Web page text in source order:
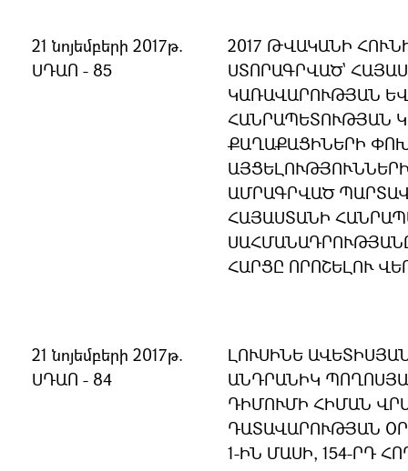
21 նոյեմբերի 2017թ.
ՍԴԱՈ - 85
2017 ԹՎԱԿԱՆԻ
ՍՏՈՐԱԳՐՎԱԾ`
ԿԱՌԱՎԱՐՈՒԹՅԱՆ
ՀԱՆՐԱՊԵՏՈՒԹՅԱՆ
ՔԱՂԱՔԱՑԻՆԵՐԻ
ԱՄՐԱԳՐՎԱԾ
ՀԱՅԱՍՏԱՆԻ
ՀԱՐՑԸ ՈՐՈՇԵԼՈՒ
21 նոյեմբերի 2017թ.
ՍԴԱՈ - 84
ԼՈՒՍԻՆԵ
ԱՆԴՐԱՆԻԿ
ԴԻՄՈՒՄԻ ՀԻՄԱՆ
ԴԱՏԱՎԱՐՈՒԹՅԱՆ
1-ԻՆ ՄԱՍԻ, 154-ՐԴ